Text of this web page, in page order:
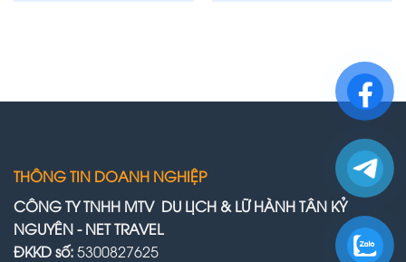
THÔNG TIN DOANH NGHIỆP
CÔNG TY TNHH MTV DU LỊCH & LỮ HÀNH TÂN KỶ
NGUYÊN - NET TRAVEL
ĐKKD số:5300827625